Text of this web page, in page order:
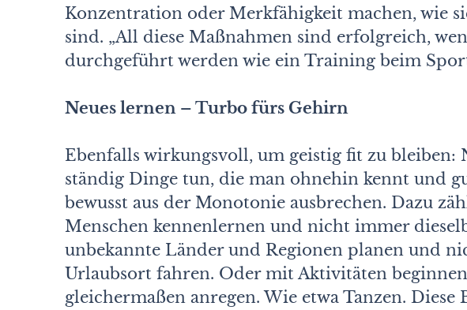
Konzentration oder Merkfähigkeit machen, wie
sind. „All diese Maßnahmen sind erfolgreich,
durchgeführt werden wie ein Training beim
Neues lernen – Turbo fürs Gehirn
Ebenfalls wirkungsvoll, um geistig fit zu bleiben:
ständig Dinge tun, die man ohnehin kennt und
bewusst aus der Monotonie ausbrechen. Dazu
Menschen kennenlernen und nicht immer
unbekannte Länder und Regionen planen und
Urlaubsort fahren. Oder mit Aktivitäten
gleichermaßen anregen. Wie etwa Tanzen. Diese